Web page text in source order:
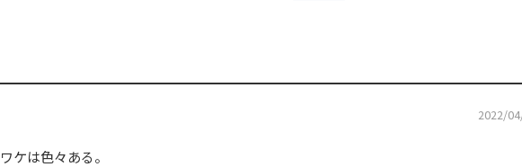
2022/
ケは色々ある。